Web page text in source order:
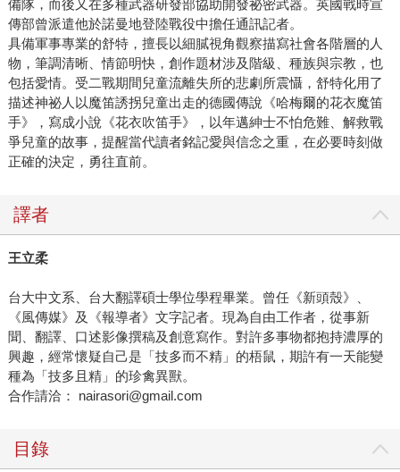
備隊，而後又在多種武器研發部協助開發祕密武器。英國戰時宣
傳部曾派遣他於諾曼地登陸戰役中擔任通訊記者。
具備軍事專業的舒特，擅長以細膩視角觀察描寫社會各階層的人
物，筆調清晰、情節明快，創作題材涉及階級、種族與宗教，也
包括愛情。受二戰期間兒童流離失所的悲劇所震懾，舒特化用了
描述神祕人以魔笛誘拐兒童出走的德國傳說《哈梅爾的花衣魔笛
手》，寫成小說《花衣吹笛手》，以年邁紳士不怕危難、解救戰
爭兒童的故事，提醒當代讀者銘記愛與信念之重，在必要時刻做
正確的決定，勇往直前。
譯者
王立柔
台大中文系、台大翻譯碩士學位學程畢業。曾任《新頭殼》、
《風傳媒》及《報導者》文字記者。現為自由工作者，從事新
聞、翻譯、口述影像撰稿及創意寫作。對許多事物都抱持濃厚的
興趣，經常懷疑自己是「技多而不精」的梧鼠，期許有一天能變
種為「技多且精」的珍禽異獸。
合作請洽： nairasori@gmail.com
目錄